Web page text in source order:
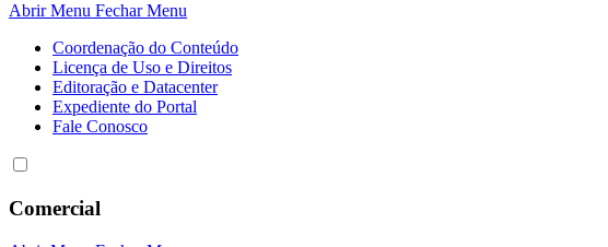
Abrir Menu Fechar Menu
Coordenação do Conteúdo
Licença de Uso e Direitos
Editoração e Datacenter
Expediente do Portal
Fale Conosco
Comercial